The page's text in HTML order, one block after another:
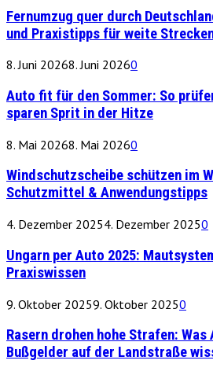
Fernumzug quer durch
und Praxistipps für weite
8. Juni 20268. Juni 20260
Auto fit für den Sommer: So
sparen Sprit in der Hitze
8. Mai 20268. Mai 20260
Windschutzscheibe schützen im
Schutzmittel & Anwendungstipps
4. Dezember 20254. Dezember 20250
Ungarn per Auto 2025:
Praxiswissen
9. Oktober 20259. Oktober 20250
Rasern drohen hohe Strafen:
Bußgelder auf der Landstraße